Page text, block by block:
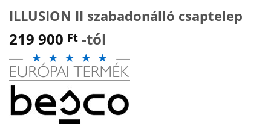
ILLUSION II szabadonálló csaptelep
219 900 Ft -tól